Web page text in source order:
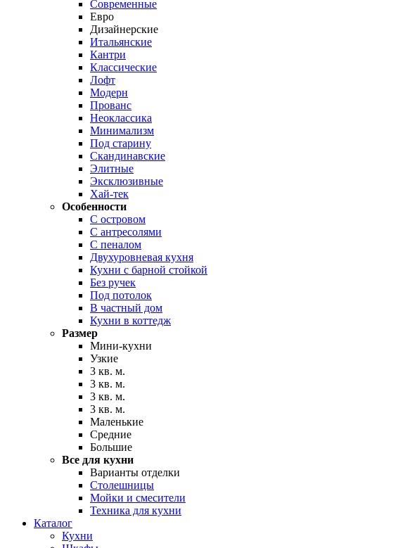
Современные
Евро
Дизайнерские
Итальянские
Кантри
Классические
Лофт
Модерн
Прованс
Неоклассика
Минимализм
Под старину
Скандинавские
Элитные
Эксклюзивные
Хай-тек
Особенности
С островом
С антресолями
С пеналом
Двухуровневая кухня
Кухни с барной стойкой
Без ручек
Под потолок
В частный дом
Кухни в коттедж
Размер
Мини-кухни
Узкие
3 кв. м.
3 кв. м.
3 кв. м.
3 кв. м.
Маленькие
Средние
Большие
Все для кухни
Варианты отделки
Столешницы
Мойки и смесители
Техника для кухни
Каталог
Кухни